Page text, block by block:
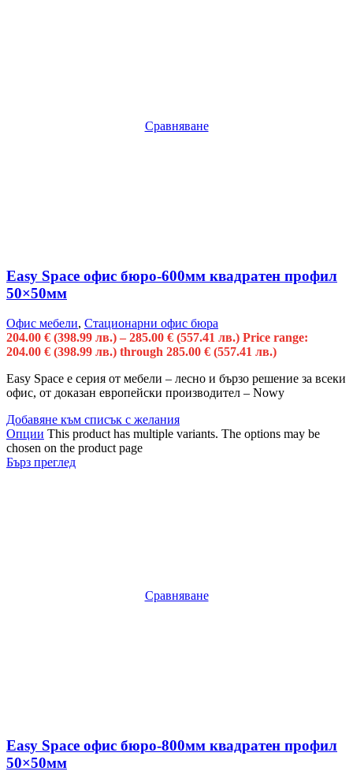
Сравняване
Easy Space офис бюро-600мм квадратен профил
50×50мм
Офис мебели, Стационарни офис бюра
204.00 € (398.99 лв.) – 285.00 € (557.41 лв.) Price range:
204.00 € (398.99 лв.) through 285.00 € (557.41 лв.)
Easy Space е серия от мебели – лесно и бързо решение за всеки
офис, от доказан европейски производител – Nowy
Добавяне към списък с желания
Опции This product has multiple variants. The options may be
chosen on the product page
Бърз преглед
Сравняване
Easy Space офис бюро-800мм квадратен профил
50×50мм